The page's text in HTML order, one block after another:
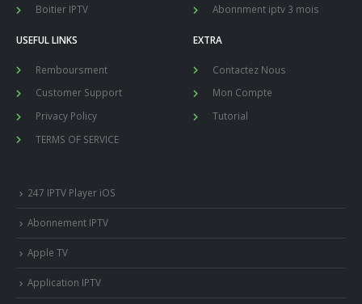
Boitier IPTV
Abonnment iptv 3 mois
USEFUL LINKS
Remboursment
Customer Support
Privacy Policy
TERMS OF SERVICE
EXTRA
Contactez Nous
Mon Compte
Tutorial
247 IPTV Player iOS
Abonnement IPTV
Apple TV
Application IPTV